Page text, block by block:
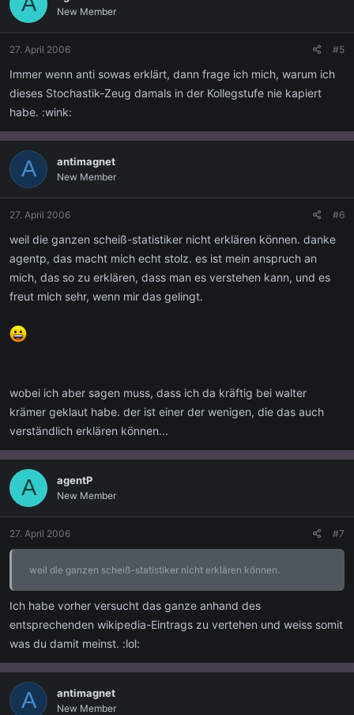
New Member
27. April 2006 #5
Immer wenn anti sowas erklärt, dann frage ich mich, warum ich
dieses Stochastik-Zeug damals in der Kollegstufe nie kapiert
habe. :wink:
A antimagnet
New Member
27. April 2006 #6
weil die ganzen scheiß-statistiker nicht erklären können. danke
agentp, das macht mich echt stolz. es ist mein anspruch an
mich, das so zu erklären, dass man es verstehen kann, und es
freut mich sehr, wenn mir das gelingt.
wobei ich aber sagen muss, dass ich da kräftig bei walter
krämer geklaut habe. der ist einer der wenigen, die das auch
verständlich erklären können...
A agentP
New Member
27. April 2006 #7
weil die ganzen scheiß-statistiker nicht erklären können.
Ich habe vorher versucht das ganze anhand des
entsprechenden wikipedia-Eintrags zu vertehen und weiss somit
was du damit meinst. :lol:
A antimagnet
New Member